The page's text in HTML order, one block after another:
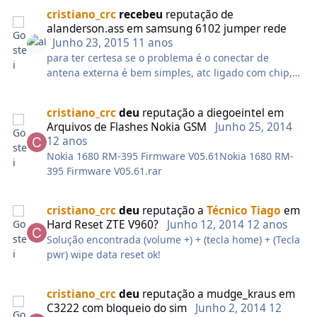
cristiano_crc recebeu reputação de
alanderson.assemsamsung 6102 jumper rede
Junho 23, 2015 11 anos
para ter certesa se o problema é o conectar de
antena externa é bem simples, atc ligado com chip,
sinal subiu ao inserir o alfinete ou algo fino o
bastante, tente realizar uma ligação se der tudo
certo, basta trocar o conector de antena externa que
pode ser retirado de outro atc Samsung. Boa sorte.
cristiano_crcdeu reputação adiegoeintel em
Arquivos de Flashes Nokia GSM
Junho 25, 2014
12 anos
Nokia 1680 RM-395 Firmware V05.61Nokia 1680 RM-
395 Firmware V05.61.rar
cristiano_crcdeu reputação aTécnico Tiago em
Hard Reset ZTE V960?
Junho 12, 2014 12 anos
Solução encontrada (volume +) + (tecla home) + (Tecla
pwr) wipe data reset ok!
cristiano_crcdeu reputação a mudge_krausem
C3222 com bloqueio do sim
Junho 2, 2014 12